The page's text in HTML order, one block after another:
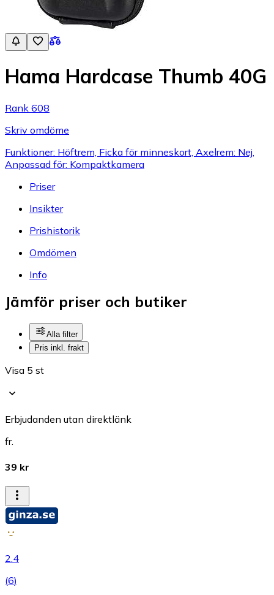
Hama Hardcase Thumb 40G
Rank 608
Skriv omdöme
Funktioner: Höftrem, Ficka för minneskort, Axelrem: Nej,
Anpassad för: Kompaktkamera
Priser
Insikter
Prishistorik
Omdömen
Info
Jämför priser och butiker
Alla filter
Pris inkl. frakt
Visa 5 st
Erbjudanden utan direktlänk
fr.
39 kr
2.4
(6)